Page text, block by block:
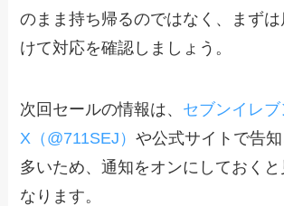
のまま持ち帰るのではなく、まず
けて対応を確認しましょう。
次回セールの情報は、 セブンイレ
X（@711SEJ）や公式サイトで告
多いため、通知をオンにしておくと
なります。